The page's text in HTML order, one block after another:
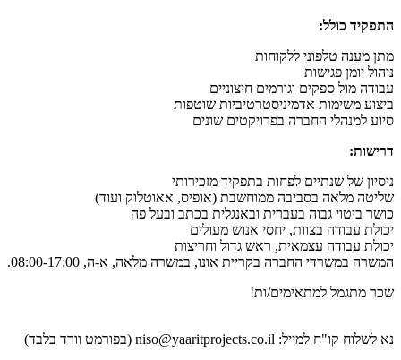
התפקיד כולל:
מתן מענה טלפוני ללקוחות
ניהול יומן פגישות
עבודה מול ספקים וגורמים חיצוניים
ביצוע משימות אדמיניסטרטיביות שוטפות
סיוע למנהלי החברה בפרויקטים שונים
דרישות:
ניסיון של שנתיים לפחות בתפקיד מזכירותי
שליטה מלאה בסביבה ממוחשבת (אופיס, אאוטלוק ועוד)
כושר ביטוי גבוה בעברית ובאנגלית בכתב ובעל פה
יכולת עבודה בצוות, יחסי אנוש מעולים
יכולת עבודה עצמאית, ראש גדול וחריצות
המשרה במשרדי החברה בקריית אונו, במשרה מלאה, א-ה, 08:00-17:00.
שכר מתגמל למתאימים/ות!
נא לשלוח קו"ח למייל: niso@yaaritprojects.co.il (בפורמט וורד בלבד)